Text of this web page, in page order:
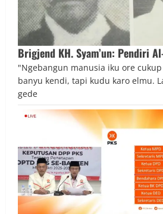
Brigjend KH. Syam’un: Pendiri
"Ngebangun manusia iku ore
banyu kendi, tapi kudu karo elmu.
gede